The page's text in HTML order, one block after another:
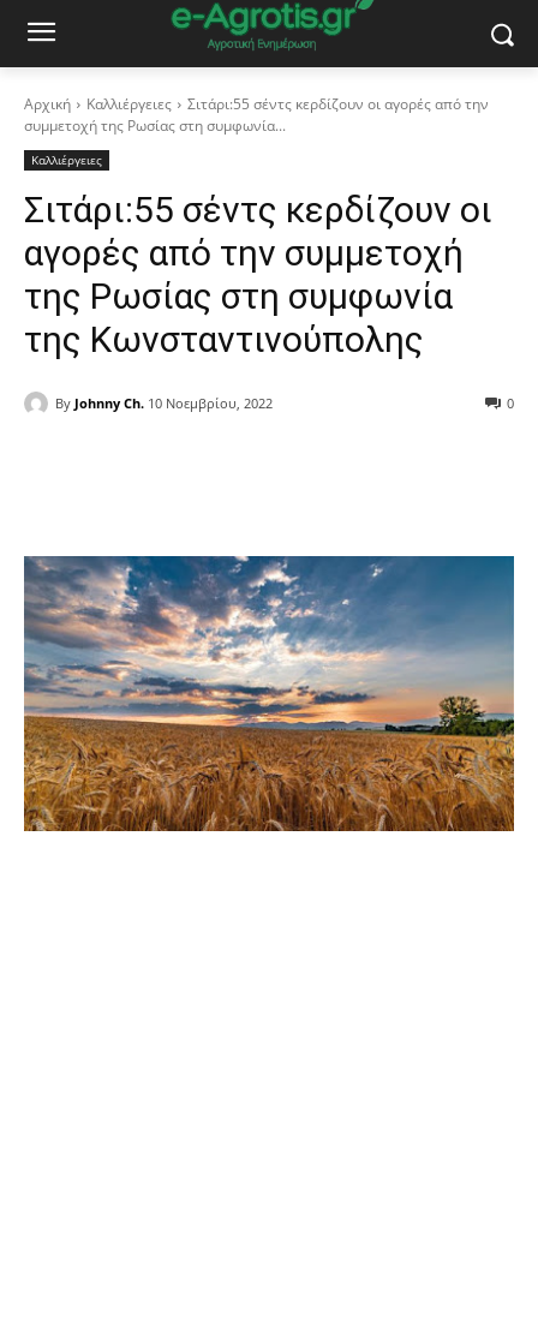
Αρχική Καλλιέργειες
Σιτάρι:55 σέντς κερδίζουν οι αγορές από την
συμμετοχή της Ρωσίας στη συμφωνία...
Καλλιέργειες
Σιτάρι:55 σέντς κερδίζουν οι
αγορές από την συμμετοχή
της Ρωσίας στη συμφωνία
της Κωνσταντινούπολης
By Johnny Ch. 10 Νοεμβρίου, 2022 0